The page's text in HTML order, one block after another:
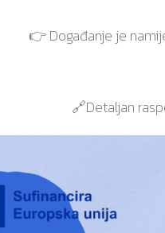
👉 Događanje je
🔗Detaljan